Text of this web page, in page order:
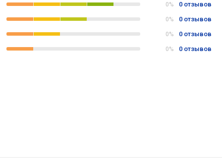
0% 0 отзывов
0% 0 отзывов
0% 0 отзывов
0% 0 отзывов